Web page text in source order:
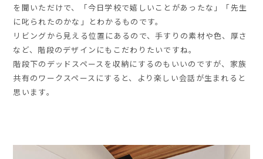
を聞いただけで、「今日学校で嬉しいことがあったな」「先生
に叱られたのかな」とわかるものです。
リビングから見える位置にあるので、手すりの素材や色、厚さ
など、階段のデザインにもこだわりたいですね。
階段下のデッドスペースを収納にするのもいいのですが、家族
共有のワークスペースにすると、より楽しい会話が生まれると
思います。